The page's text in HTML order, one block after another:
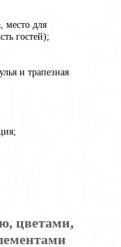
место для
гостей);
и трапезная
цветами,